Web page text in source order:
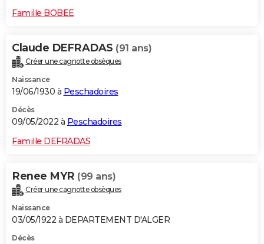
Famille BOBEE
Claude DEFRADAS (91 ans)
Créer une cagnotte obsèques
Naissance
19/06/1930 à Peschadoires
Décès
09/05/2022 à Peschadoires
Famille DEFRADAS
Renee MYR (99 ans)
Créer une cagnotte obsèques
Naissance
03/05/1922 à DEPARTEMENT D'ALGER
Décès